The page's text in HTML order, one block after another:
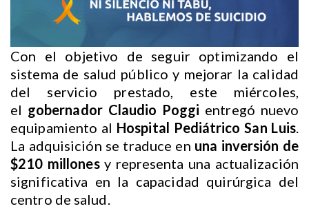
Con el objetivo de seguir optimizando el
sistema de salud público y mejorar la calidad
del servicio prestado, este miércoles,
el gobernador Claudio Poggi entregó nuevo
equipamiento al Hospital Pediátrico San Luis.
La adquisición se traduce en una inversión de
$210 millonesy representa una actualización
significativa en la capacidad quirúrgica del
centro de salud.